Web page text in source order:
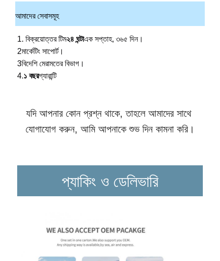
আমাদের সেবাসমূহ
1. বিক্রয়োত্তর টিম২৪ ঘন্টাএক সপ্তাহ, ৩৬৫ দিন।
2মার্কেটিং সাপোর্ট।
3বিদেশি মেরামতের বিভাগ।
4.১ বছরগ্যারান্টি
যদি আপনার কোন প্রশ্ন থাকে, তাহলে আমাদের সাথে
যোগাযোগ করুন, আমি আপনাকে শুভ দিন কামনা করি।
প্যাকিং ও ডেলিভারি